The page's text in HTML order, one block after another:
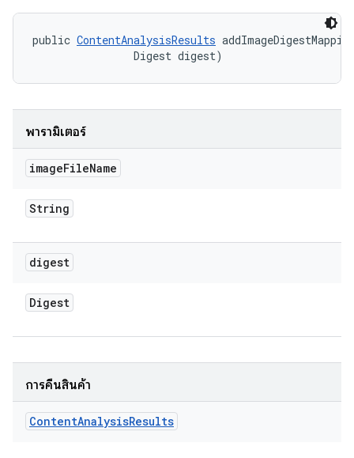
public ContentAnalysisResults
                Digest digest)
พารามิเตอร์
imageFileName
String
digest
Digest
การคืนสินค้า
ContentAnalysisResults